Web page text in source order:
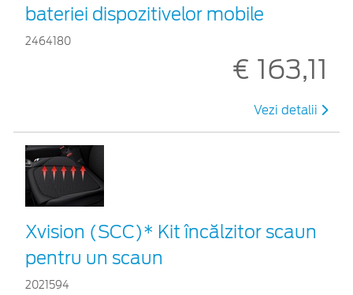
bateriei dispozitivelor mobile
2464180
€ 163,11
Vezi detalii
Xvision (SCC)* Kit încălzitor scaun
pentru un scaun
2021594